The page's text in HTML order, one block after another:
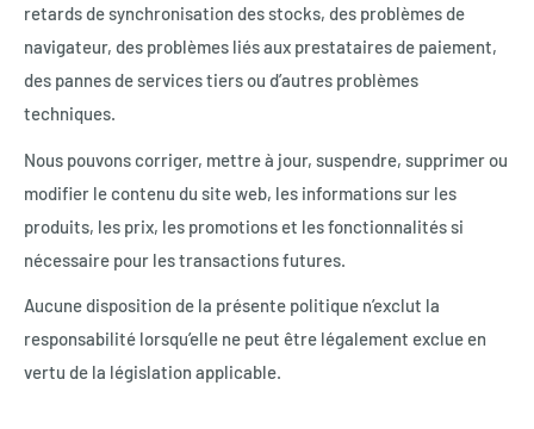
retards de synchronisation des stocks, des problèmes de
navigateur, des problèmes liés aux prestataires de paiement,
des pannes de services tiers ou d’autres problèmes
techniques.
Nous pouvons corriger, mettre à jour, suspendre, supprimer ou
modifier le contenu du site web, les informations sur les
produits, les prix, les promotions et les fonctionnalités si
nécessaire pour les transactions futures.
Aucune disposition de la présente politique n’exclut la
responsabilité lorsqu’elle ne peut être légalement exclue en
vertu de la législation applicable.